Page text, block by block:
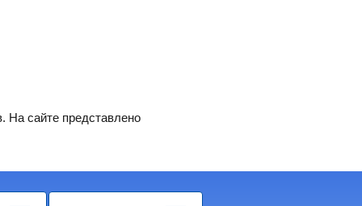
На сайте представлено